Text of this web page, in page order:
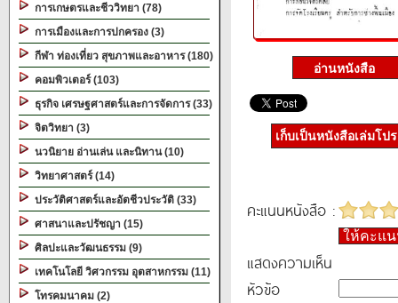
การเกษตรและชีววิทยา (78)
การเมืองและการปกครอง (3)
กีฬา ท่องเที่ยว สุขภาพและอาหาร (180)
คอมพิวเตอร์ (103)
ธุรกิจ เศรษฐศาสตร์และการจัดการ (33)
จิตวิทยา (3)
นวนิยาย อ่านเล่น และนิทาน (10)
วิทยาศาสตร์ (14)
ประวัติศาสตร์และอัตชีวประวัติ (33)
ศาสนาและปรัชญา (15)
ศิลปะและวัฒนธรรม (9)
เทคโนโลยี วิศวกรรม อุตสาหกรรม (11)
โทรคมนาคม (2)
เก็บเป็นหนังสือเล่มโป
คะแนนหนังสือ :
ให้คะแ
แสดงความเห็น
หัวข้อ